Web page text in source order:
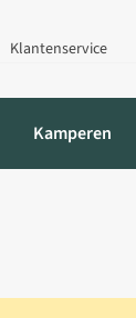
Klantenservice
Kamperen